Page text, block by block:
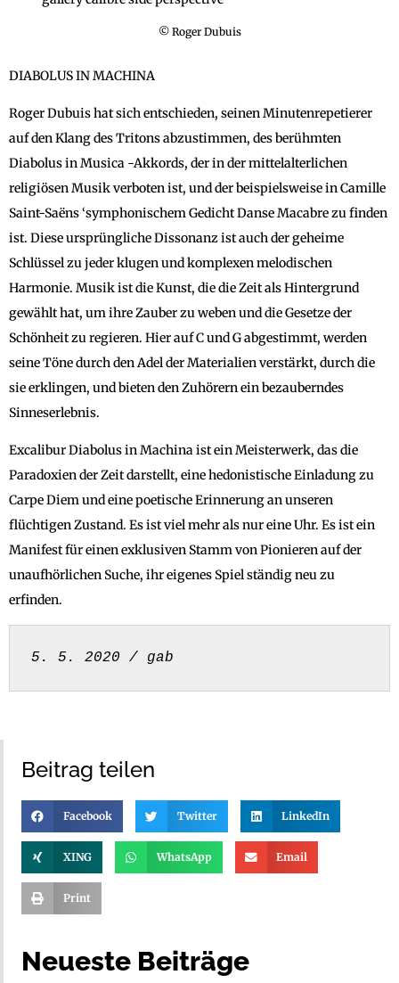
© Roger Dubuis
DIABOLUS IN MACHINA
Roger Dubuis hat sich entschieden, seinen Minutenrepetierer
auf den Klang des Tritons abzustimmen, des berühmten
Diabolus in Musica -Akkords, der in der mittelalterlichen
religiösen Musik verboten ist, und der beispielsweise in Camille
Saint-Saëns ‘symphonischem Gedicht Danse Macabre zu finden
ist. Diese ursprüngliche Dissonanz ist auch der geheime
Schlüssel zu jeder klugen und komplexen melodischen
Harmonie. Musik ist die Kunst, die die Zeit als Hintergrund
gewählt hat, um ihre Zauber zu weben und die Gesetze der
Schönheit zu regieren. Hier auf C und G abgestimmt, werden
seine Töne durch den Adel der Materialien verstärkt, durch die
sie erklingen, und bieten den Zuhörern ein bezauberndes
Sinneserlebnis.
Excalibur Diabolus in Machina ist ein Meisterwerk, das die
Paradoxien der Zeit darstellt, eine hedonistische Einladung zu
Carpe Diem und eine poetische Erinnerung an unseren
flüchtigen Zustand. Es ist viel mehr als nur eine Uhr. Es ist ein
Manifest für einen exklusiven Stamm von Pionieren auf der
unaufhörlichen Suche, ihr eigenes Spiel ständig neu zu
erfinden.
5. 5. 2020 / gab
Beitrag teilen
Facebook Twitter LinkedIn
XING WhatsApp Email
Print
Neueste Beiträge